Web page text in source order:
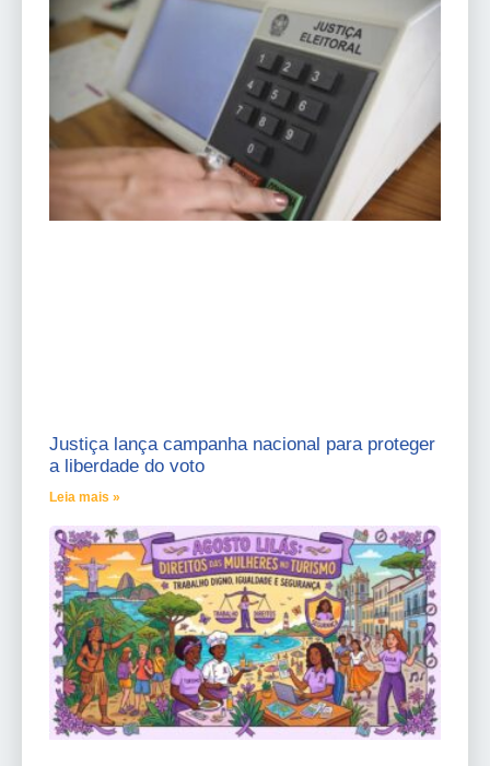
Justiça lança campanha nacional para proteger
a liberdade do voto
Leia mais »